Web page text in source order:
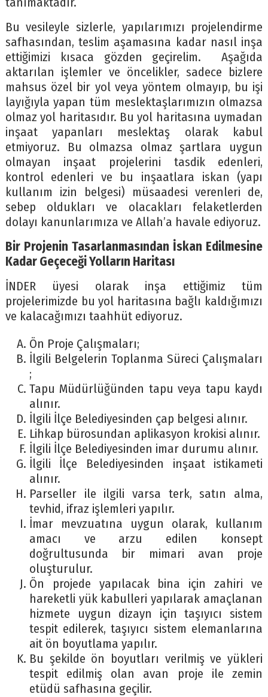
Bu vesileyle sizlerle, yapılarımızı projelendirme
safhasından, teslim aşamasına kadar nasıl inşa
ettiğimizi kısaca gözden geçirelim. Aşağıda
aktarılan işlemler ve öncelikler, sadece bizlere
mahsus özel bir yol veya yöntem olmayıp, bu işi
layığıyla yapan tüm meslektaşlarımızın olmazsa
olmaz yol haritasıdır. Bu yol haritasına uymadan
inşaat yapanları meslektaş olarak kabul
etmiyoruz. Bu olmazsa olmaz şartlara uygun
olmayan inşaat projelerini tasdik edenleri,
kontrol edenleri ve bu inşaatlara iskan (yapı
kullanım izin belgesi) müsaadesi verenleri de,
sebep oldukları ve olacakları felaketlerden
dolayı kanunlarımıza ve Allah’a havale ediyoruz.
Bir Projenin Tasarlanmasından İskan Edilmesine
Kadar Geçeceği Yolların Haritası
İNDER üyesi olarak inşa ettiğimiz tüm
projelerimizde bu yol haritasına bağlı kaldığımızı
ve kalacağımızı taahhüt ediyoruz.
Ön Proje Çalışmaları;
İlgili Belgelerin Toplanma Süreci Çalışmaları
;
Tapu Müdürlüğünden tapu veya tapu kaydı
alınır.
İlgili İlçe Belediyesinden çap belgesi alınır.
Lihkap bürosundan aplikasyon krokisi alınır.
İlgili İlçe Belediyesinden imar durumu alınır.
İlgili İlçe Belediyesinden inşaat istikameti
alınır.
Parseller ile ilgili varsa terk, satın alma,
tevhid, ifraz işlemleri yapılır.
İmar mevzuatına uygun olarak, kullanım
amacı ve arzu edilen konsept
doğrultusunda bir mimari avan proje
oluşturulur.
Ön projede yapılacak bina için zahiri ve
hareketli yük kabulleri yapılarak amaçlanan
hizmete uygun dizayn için taşıyıcı sistem
tespit edilerek, taşıyıcı sistem elemanlarına
ait ön boyutlama yapılır.
Bu şekilde ön boyutları verilmiş ve yükleri
tespit edilmiş olan avan proje ile zemin
etüdü safhasına geçilir.